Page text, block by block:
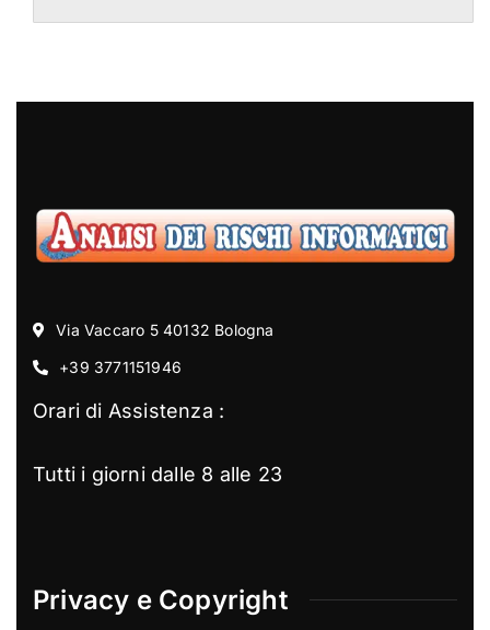
Via Vaccaro 5 40132 Bologna
+39 3771151946
Orari di Assistenza :
Tutti i giorni dalle 8 alle 23
Privacy e Copyright